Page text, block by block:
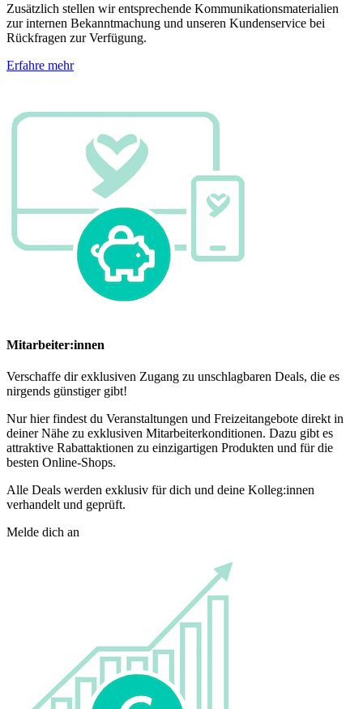
Zusätzlich stellen wir entsprechende Kommunikationsmaterialien
zur internen Bekanntmachung und unseren Kundenservice bei
Rückfragen zur Verfügung.
Erfahre mehr
Mitarbeiter:innen
Verschaffe dir exklusiven Zugang zu unschlagbaren Deals, die es
nirgends günstiger gibt!
Nur hier findest du Veranstaltungen und Freizeitangebote direkt in
deiner Nähe zu exklusiven Mitarbeiterkonditionen. Dazu gibt es
attraktive Rabattaktionen zu einzigartigen Produkten und für die
besten Online-Shops.
Alle Deals werden exklusiv für dich und deine Kolleg:innen
verhandelt und geprüft.
Melde dich an